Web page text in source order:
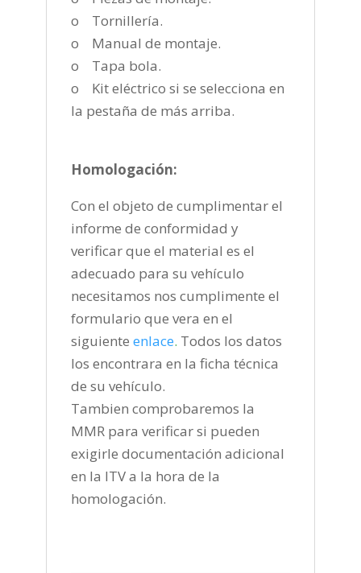
o Tornillería.
o Manual de montaje.
o Tapa bola.
o Kit eléctrico si se selecciona en
la pestaña de más arriba.
Homologación:
Con el objeto de cumplimentar el
informe de conformidad y
verificar que el material es el
adecuado para su vehículo
necesitamos nos cumplimente el
formulario que vera en el
siguiente enlace. Todos los datos
los encontrara en la ficha técnica
de su vehículo.
Tambien comprobaremos la
MMR para verificar si pueden
exigirle documentación adicional
en la ITV a la hora de la
homologación.